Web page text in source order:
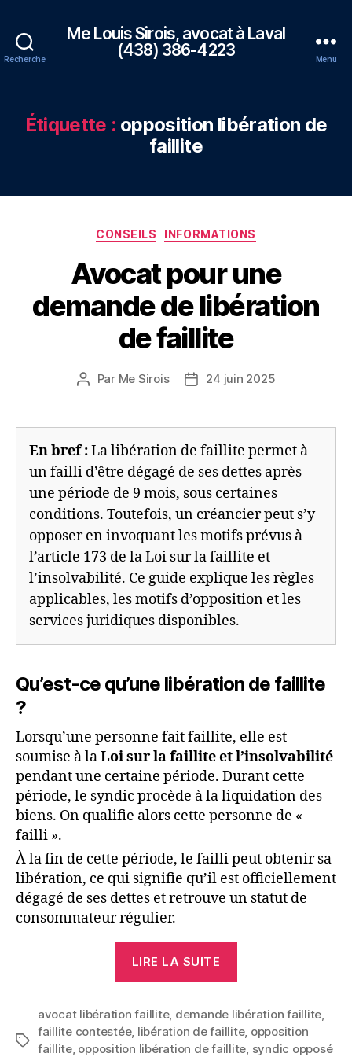
Recherche
Me Louis Sirois, avocat à Laval
(438) 386-4223
Menu
Étiquette : opposition libération de
faillite
Catégories
CONSEILS INFORMATIONS
Avocat pour une
demande de libération
de faillite
Auteur
Par Me Sirois
Date24 juin 2025
En bref :La libération de faillite permet à
un failli d’être dégagé de ses dettes après
une période de 9 mois, sous certaines
conditions. Toutefois, un créancier peut s’y
opposer en invoquant les motifs prévus à
l’article 173 de la Loi sur la faillite et
l’insolvabilité. Ce guide explique les règles
applicables, les motifs d’opposition et les
services juridiques disponibles.
Qu’est-ce qu’une libération de faillite
?
Lorsqu’une personne fait faillite, elle est
soumise à laLoi sur la faillite et l’insolvabilité
pendant une certaine période. Durant cette
période, le syndic procède à la liquidation des
biens. On qualifie alors cette personne de «
failli ».
À la fin de cette période, le failli peut obtenir sa
libération, ce qui signifie qu’il est officiellement
dégagé de ses dettes et retrouve un statut de
consommateur régulier.
LIRE LA SUITE
demande
de
Étiquettes
avocat libération faillite, demande libération faillite
faillite contestée, libération de faillite, opposition
faillite, opposition libération de faillite syndic opposé